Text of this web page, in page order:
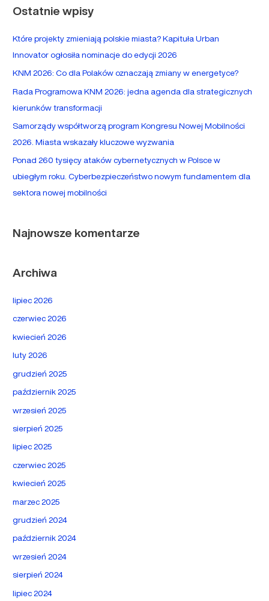
k
l
a
:
Ostatnie wpisy
Które projekty zmieniają polskie miasta? Kapituła Urban
Innovator ogłosiła nominacje do edycji 2026
KNM 2026: Co dla Polaków oznaczają zmiany w energetyce?
Rada Programowa KNM 2026: jedna agenda dla strategicznych
kierunków transformacji
Samorządy współtworzą program Kongresu Nowej Mobilności
2026. Miasta wskazały kluczowe wyzwania
Ponad 260 tysięcy ataków cybernetycznych w Polsce w
ubiegłym roku. Cyberbezpieczeństwo nowym fundamentem dla
sektora nowej mobilności
Najnowsze komentarze
Archiwa
lipiec 2026
czerwiec 2026
kwiecień 2026
luty 2026
grudzień 2025
październik 2025
wrzesień 2025
sierpień 2025
lipiec 2025
czerwiec 2025
kwiecień 2025
marzec 2025
grudzień 2024
październik 2024
wrzesień 2024
sierpień 2024
lipiec 2024